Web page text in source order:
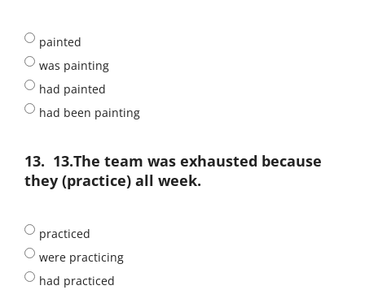
painted
was painting
had painted
had been painting
13. 13.The team was exhausted because
they (practice) all week.
practiced
were practicing
had practiced